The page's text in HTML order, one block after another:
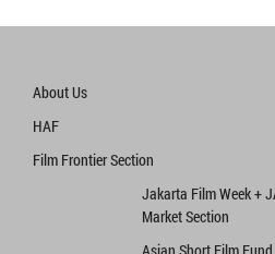
About Us
HAF
Film Frontier Section
Jakarta Film Week +
Market Section